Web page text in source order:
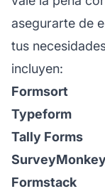
asegurarte de
tus
incluyen:
Formsort
Typeform
Tally Forms
Formstack